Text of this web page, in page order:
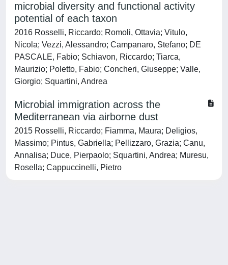
microbial diversity and functional activity
potential of each taxon
2016 Rosselli, Riccardo; Romoli, Ottavia; Vitulo,
Nicola; Vezzi, Alessandro; Campanaro, Stefano; DE
PASCALE, Fabio; Schiavon, Riccardo; Tiarca,
Maurizio; Poletto, Fabio; Concheri, Giuseppe; Valle,
Giorgio; Squartini, Andrea
Microbial immigration across the
Mediterranean via airborne dust
2015 Rosselli, Riccardo; Fiamma, Maura; Deligios,
Massimo; Pintus, Gabriella; Pellizzaro, Grazia; Canu,
Annalisa; Duce, Pierpaolo; Squartini, Andrea; Muresu,
Rosella; Cappuccinelli, Pietro